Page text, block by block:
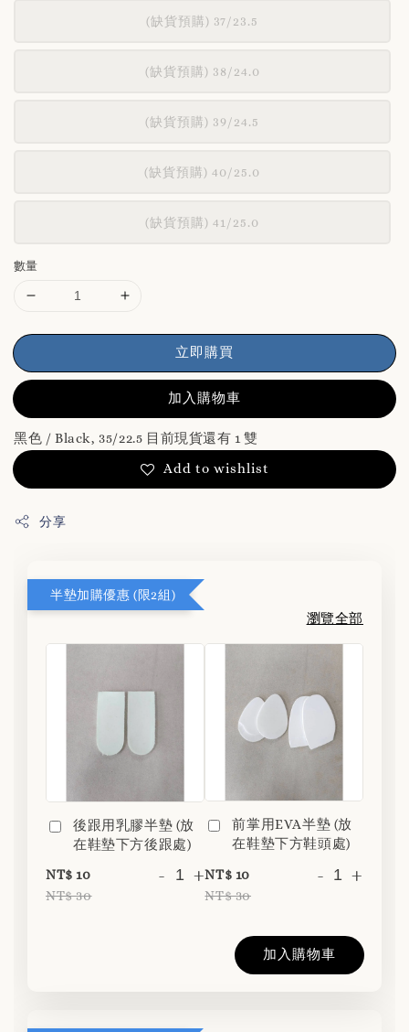
(缺貨預購) 37/23.5
(缺貨預購) 38/24.0
(缺貨預購) 39/24.5
(缺貨預購) 40/25.0
(缺貨預購) 41/25.0
數量
立即購買
加入購物車
黑色 / Black, 35/22.5 目前現貨還有 1 雙
Add to wishlist
分享
半墊加購優惠 (限2組)
瀏覽全部
後跟用乳膠半墊 (放
在鞋墊下方後跟處)
NT$ 10
NT$ 30
- +
前掌用EVA半墊 (放
在鞋墊下方鞋頭處)
NT$ 10
NT$ 30
- +
加入購物車